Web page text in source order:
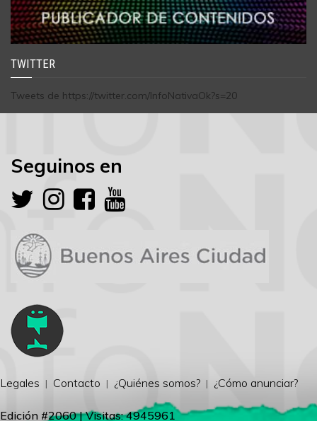
TWITTER
Tweets de https://twitter.com/InfoNativaOk?s=20
Seguinos en
Legales Contacto ¿Quiénes somos? ¿Cómo anunciar?
Edición #2060 | Visitas: 4945961